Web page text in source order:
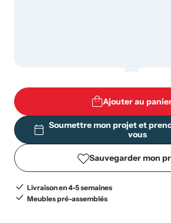
Ajouter au
Soumettre mon projet et
vous
Sauvegarder mon
Livraison en 4-5 semaines
Meubles pré-assemblés